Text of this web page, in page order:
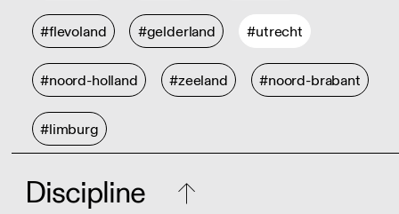
#flevoland #gelderland #utrecht
#noord-holland #zeeland #noord-brabant
#limburg
Discipline